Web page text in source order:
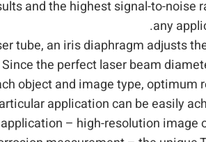
and the highest signal-to-noise
any
tube, an iris diaphragm adjusts
the perfect laser beam
object and image type, optimum
application can be easily
– high-resolution image